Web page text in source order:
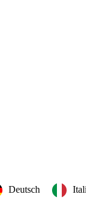
Deutsch